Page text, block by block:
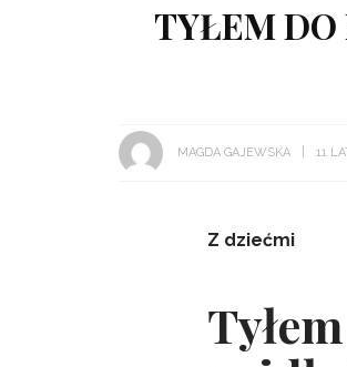
TYŁEM DO
MAGDA GAJEWSKA 11
Z dziećmi